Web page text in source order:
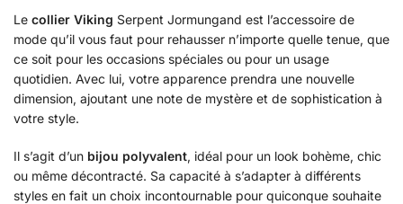
Le collier Viking Serpent Jormungand est l’accessoire de
mode qu’il vous faut pour rehausser n’importe quelle tenue, que
ce soit pour les occasions spéciales ou pour un usage
quotidien. Avec lui, votre apparence prendra une nouvelle
dimension, ajoutant une note de mystère et de sophistication à
votre style.
Il s’agit d’un bijou polyvalent, idéal pour un look bohème, chic
ou même décontracté. Sa capacité à s’adapter à différents
styles en fait un choix incontournable pour quiconque souhaite